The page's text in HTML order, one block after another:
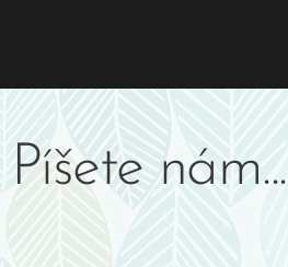
Píšete nám...